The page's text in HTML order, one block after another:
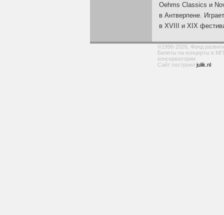
Oehms Classics и
в Антверпене.
в XVIII и XIX
©1996-2026, Фонд
Билеты на концерты в
консерватории
Сайт построил julik.nl